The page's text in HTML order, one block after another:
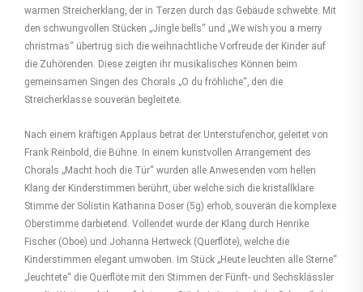
warmen Streicherklang, der in Terzen durch das Gebäude schwebte. Mit
den schwungvollen Stücken „Jingle bells“ und „We wish you a merry
christmas“ übertrug sich die weihnachtliche Vorfreude der Kinder auf
die Zuhörenden. Diese zeigten ihr musikalisches Können beim
gemeinsamen Singen des Chorals „O du fröhliche“, den die
Streicherklasse souverän begleitete.
Nach einem kräftigen Applaus betrat der Unterstufenchor, geleitet von
Frank Reinbold, die Bühne. In einem kunstvollen Arrangement des
Chorals „Macht hoch die Tür“ wurden alle Anwesenden vom hellen
Klang der Kinderstimmen berührt, über welche sich die kristallklare
Stimme der Solistin Katharina Doser (5g) erhob, souverän die komplexe
Oberstimme darbietend. Vollendet wurde der Klang durch Henrike
Fischer (Oboe) und Johanna Hertweck (Querflöte), welche die
Kinderstimmen elegant umwoben. Im Stück „Heute leuchten alle Sterne“
„leuchtete“ die Querflöte mit den Stimmen der Fünft- und Sechsklässler